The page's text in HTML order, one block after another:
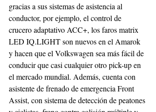
gracias a sus sistemas de asistencia al
conductor, por ejemplo, el control de
crucero adaptativo ACC+, los faros matrix
LED IQ.LIGHT son nuevos en el Amarok
y hacen que el Volkswagen sea más fácil de
conducir que casi cualquier otro pick-up en
el mercado mundial. Además, cuenta con
asistente de frenado de emergencia Front
Assist, con sistema de detección de peatones